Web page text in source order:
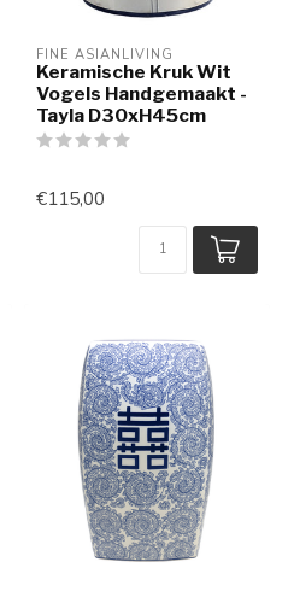
FINE ASIANLIVING
Keramische Kruk Wit
Vogels Handgemaakt -
Tayla D30xH45cm
€115,00